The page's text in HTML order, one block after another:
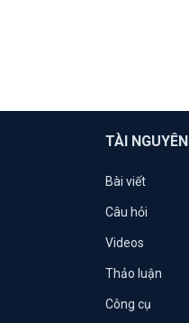
TÀI NGUYÊN
Bài viết
Câu hỏi
Videos
Thảo luận
Công cụ